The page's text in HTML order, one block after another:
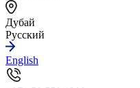
Дубай
Русский
English